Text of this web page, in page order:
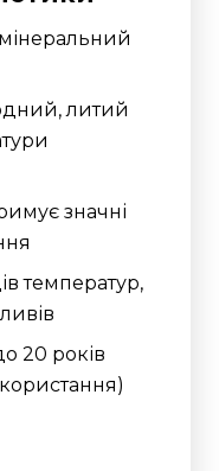
литий
значні
температур,
20 років